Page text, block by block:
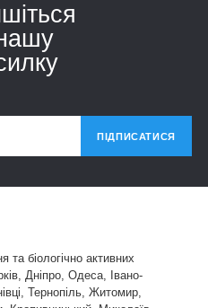
ПІДПИСАТИСЯ
та біологічно активних
Дніпро, Одеса, Івано-
Тернопіль, Житомир,